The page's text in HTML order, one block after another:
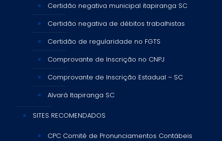
Certidão negativa municipal itapiranga SC
Certidão negativa de débitos trabalhistas
Certidão de regularidade no FGTS
Comprovante de Inscrição no CNPJ
Comprovante de Inscrição Estadual – SC
Alvará Itapiranga SC
SITES RECOMENDADOS
CPC Comitê de Pronunciamentos Contábeis